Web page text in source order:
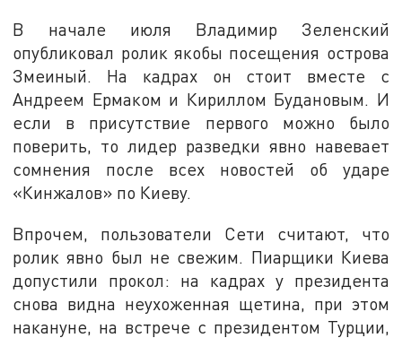
В начале июля Владимир Зеленский
опубликовал ролик якобы посещения острова
Змеиный. На кадрах он стоит вместе с
Андреем Ермаком и Кириллом Будановым. И
если в присутствие первого можно было
поверить, то лидер разведки явно навевает
сомнения после всех новостей об ударе
«Кинжалов» по Киеву.
Впрочем, пользователи Сети считают, что
ролик явно был не свежим. Пиарщики Киева
допустили прокол: на кадрах у президента
снова видна неухоженная щетина, при этом
накануне, на встрече с президентом Турции,